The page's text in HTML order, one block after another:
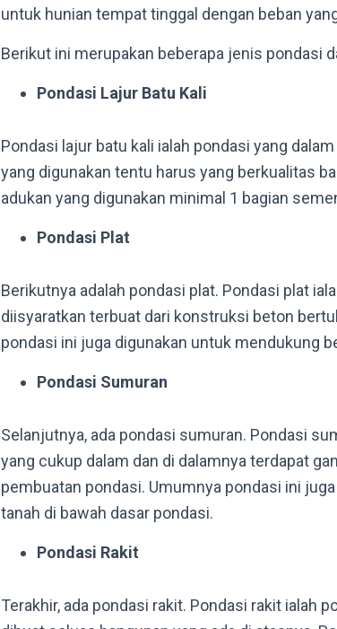
untuk hunian tempat tinggal dengan beban
Berikut ini merupakan beberapa jenis pondasi
Pondasi Lajur Batu Kali
Pondasi lajur batu kali ialah pondasi yang
yang digunakan tentu harus yang berkualitas
adukan yang digunakan minimal 1 bagian
Pondasi Plat
Berikutnya adalah pondasi plat. Pondasi plat
diisyaratkan terbuat dari konstruksi beton
pondasi ini juga digunakan untuk mendukung
Pondasi Sumuran
Selanjutnya, ada pondasi sumuran. Pondasi
yang cukup dalam dan di dalamnya terdapat
pembuatan pondasi. Umumnya pondasi ini
tanah di bawah dasar pondasi.
Pondasi Rakit
Terakhir, ada pondasi rakit. Pondasi rakit ialah